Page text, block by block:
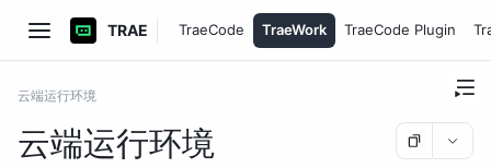
TRAE TraeCode TraeWork TraeCode Plugin
云端运行环境
云端运行环境